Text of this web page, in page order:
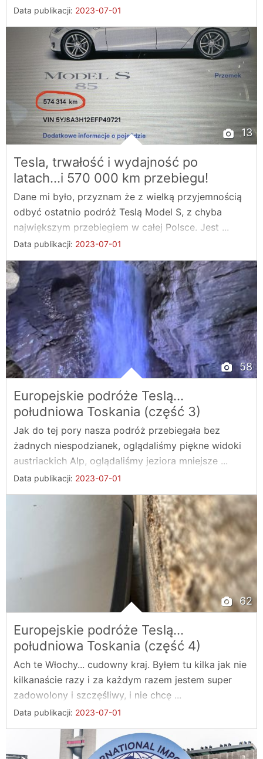
Data publikacji: 2023-07-01
13
Tesla, trwałość i wydajność po
latach...i 570 000 km przebiegu!
Dane mi było, przyznam że z wielką przyjemnością
odbyć ostatnio podróż Teslą Model S, z chyba
największym przebiegiem w całej Polsce. Jest ...
Data publikacji: 2023-07-01
58
Europejskie podróże Teslą…
południowa Toskania (część 3)
Jak do tej pory nasza podróż przebiegała bez
żadnych niespodzianek, oglądaliśmy piękne widoki
austriackich Alp, oglądaliśmy jeziora mniejsze ...
Data publikacji: 2023-07-01
62
Europejskie podróże Teslą…
południowa Toskania (część 4)
Ach te Włochy... cudowny kraj. Byłem tu kilka jak nie
kilkanaście razy i za każdym razem jestem super
zadowolony i szczęśliwy, i nie chcę ...
Data publikacji: 2023-07-01